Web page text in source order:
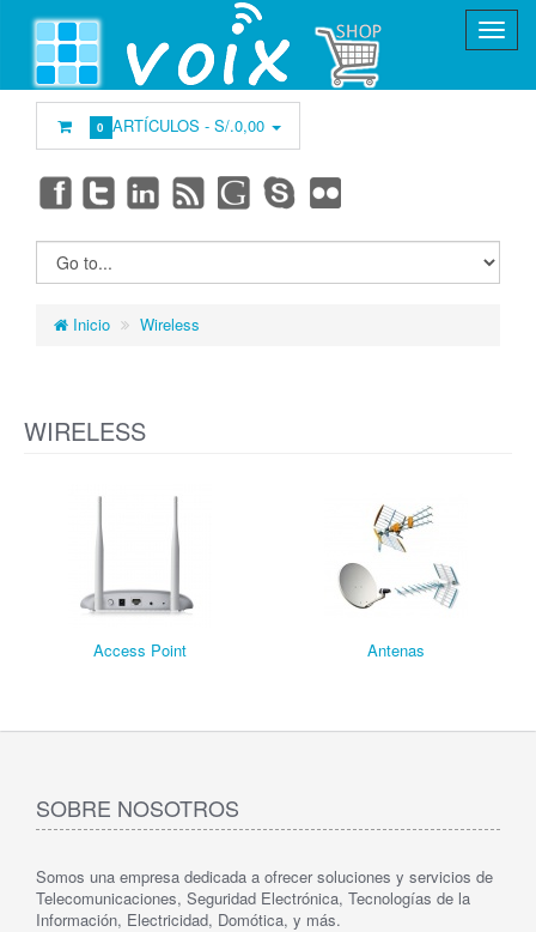
0 ARTÍCULOS -S/.0,00
Inicio Wireless
WIRELESS
Access Point Antenas
SOBRE NOSOTROS
Somos una empresa dedicada a ofrecer soluciones y servicios de
Telecomunicaciones, Seguridad Electrónica, Tecnologías de la
Información, Electricidad, Domótica, y más.